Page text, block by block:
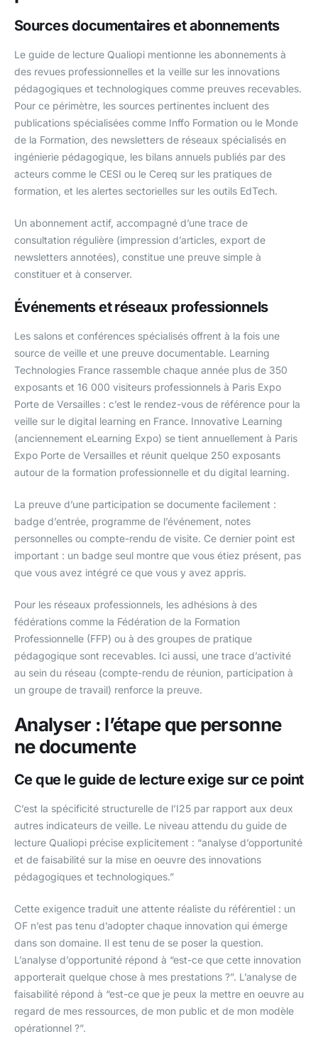
Sources documentaires et abonnements
Le guide de lecture Qualiopi mentionne les abonnements à
des revues professionnelles et la veille sur les innovations
pédagogiques et technologiques comme preuves recevables.
Pour ce périmètre, les sources pertinentes incluent des
publications spécialisées comme Inffo Formation ou le Monde
de la Formation, des newsletters de réseaux spécialisés en
ingénierie pédagogique, les bilans annuels publiés par des
acteurs comme le CESI ou le Cereq sur les pratiques de
formation, et les alertes sectorielles sur les outils EdTech.
Un abonnement actif, accompagné d’une trace de
consultation régulière (impression d’articles, export de
newsletters annotées), constitue une preuve simple à
constituer et à conserver.
Événements et réseaux professionnels
Les salons et conférences spécialisés offrent à la fois une
source de veille et une preuve documentable. Learning
Technologies France rassemble chaque année plus de 350
exposants et 16 000 visiteurs professionnels à Paris Expo
Porte de Versailles : c’est le rendez-vous de référence pour la
veille sur le digital learning en France. Innovative Learning
(anciennement eLearning Expo) se tient annuellement à Paris
Expo Porte de Versailles et réunit quelque 250 exposants
autour de la formation professionnelle et du digital learning.
La preuve d’une participation se documente facilement :
badge d’entrée, programme de l’événement, notes
personnelles ou compte-rendu de visite. Ce dernier point est
important : un badge seul montre que vous étiez présent, pas
que vous avez intégré ce que vous y avez appris.
Pour les réseaux professionnels, les adhésions à des
fédérations comme la Fédération de la Formation
Professionnelle (FFP) ou à des groupes de pratique
pédagogique sont recevables. Ici aussi, une trace d’activité
au sein du réseau (compte-rendu de réunion, participation à
un groupe de travail) renforce la preuve.
Analyser : l’étape que personne
ne documente
Ce que le guide de lecture exige sur ce point
C’est la spécificité structurelle de l’I25 par rapport aux deux
autres indicateurs de veille. Le niveau attendu du guide de
lecture Qualiopi précise explicitement : “analyse d’opportunité
et de faisabilité sur la mise en oeuvre des innovations
pédagogiques et technologiques.”
Cette exigence traduit une attente réaliste du référentiel : un
OF n’est pas tenu d’adopter chaque innovation qui émerge
dans son domaine. Il est tenu de se poser la question.
L’analyse d’opportunité répond à “est-ce que cette innovation
apporterait quelque chose à mes prestations ?”. L’analyse de
faisabilité répond à “est-ce que je peux la mettre en oeuvre au
regard de mes ressources, de mon public et de mon modèle
opérationnel ?”.